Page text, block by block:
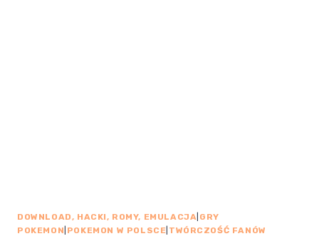
DOWNLOAD, HACKI, ROMY, EMULACJA GRY
POKEMON POKEMON W POLSCE TWÓRCZOŚĆ FANÓW